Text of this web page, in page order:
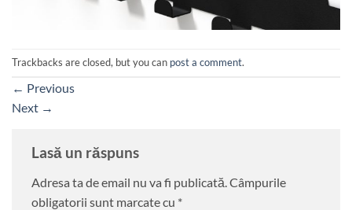
Trackbacks are closed, but you can post a comment.
← Previous
Next →
Lasă un răspuns
Adresa ta de email nu va fi publicată. Câmpurile
obligatorii sunt marcate cu *